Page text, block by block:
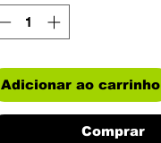
Adicionar ao carrinho
Comprar